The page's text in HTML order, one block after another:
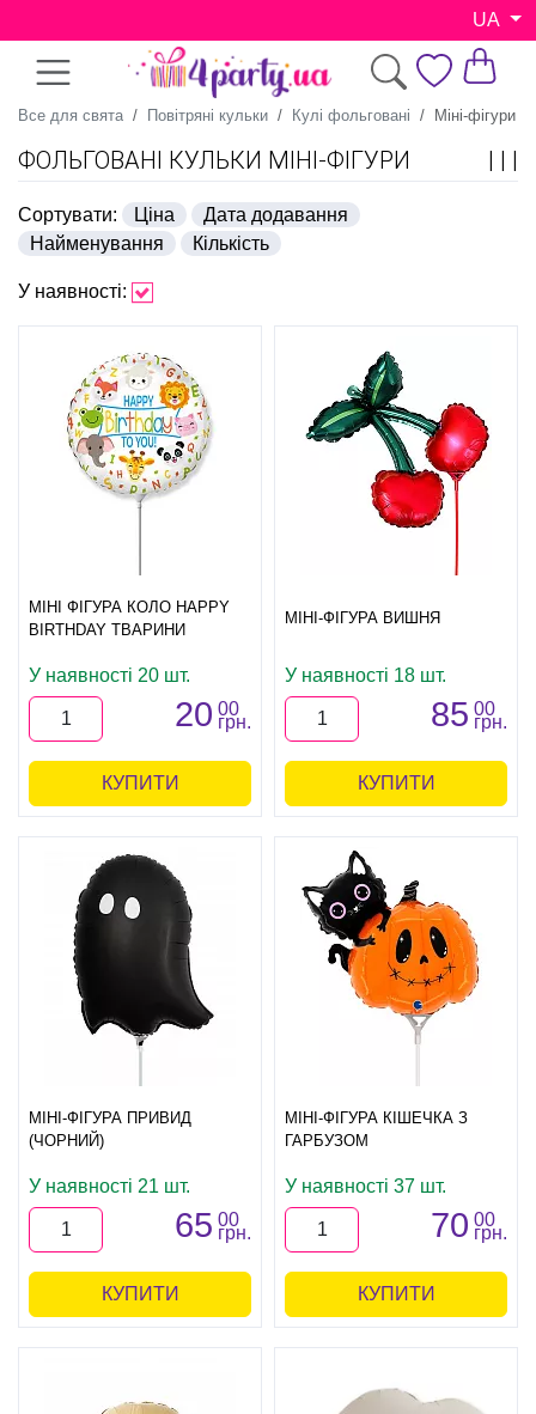
UA
Все для свята Повітряні кульки Кулі фольговані Міні-фігури
ФОЛЬГОВАНІ КУЛЬКИ МІНІ-ФІГУРИ
Сортувати: Ціна
Дата додавання
Найменування
Кількість
У наявності:
МІНІ ФІГУРА КОЛО HAPPY
BIRTHDAY ТВАРИНИ
У наявності 20 шт.
20 00
грн.
КУПИТИ
МІНІ-ФІГУРА ВИШНЯ
У наявності 18 шт.
85 00
грн.
КУПИТИ
МІНІ-ФІГУРА ПРИВИД
(ЧОРНИЙ)
У наявності 21 шт.
65 00
грн.
КУПИТИ
МІНІ-ФІГУРА КІШЕЧКА З
ГАРБУЗОМ
У наявності 37 шт.
70 00
грн.
КУПИТИ